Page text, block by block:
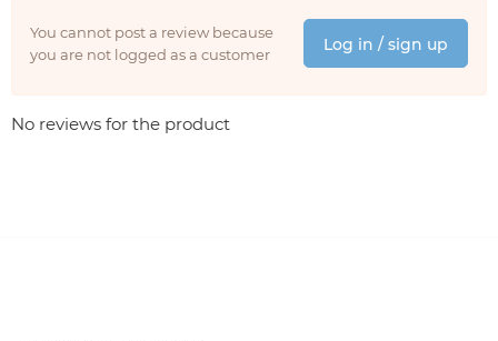
You cannot post a review because
you are not logged as a customer
Log in / sign up
No reviews for the product